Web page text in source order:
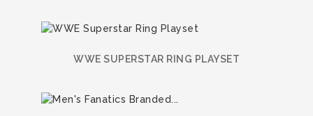
WWE SUPERSTAR RING PLAYSET